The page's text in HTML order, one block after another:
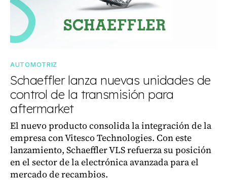
AUTOMOTRIZ
Schaeffler lanza nuevas unidades de
control de la transmisión para
aftermarket
El nuevo producto consolida la integración de la
empresa con Vitesco Technologies. Con este
lanzamiento, Schaeffler VLS refuerza su posición
en el sector de la electrónica avanzada para el
mercado de recambios.